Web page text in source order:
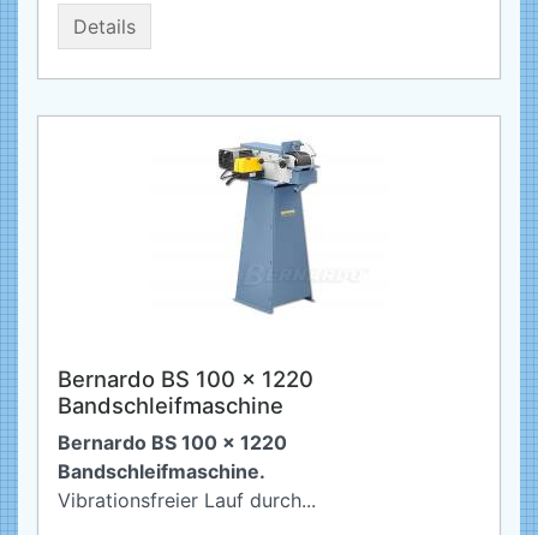
Details
Bernardo BS 100 x 1220
Bandschleifmaschine
Bernardo BS 100 x 1220
Bandschleifmaschine.
Vibrationsfreier Lauf durch...